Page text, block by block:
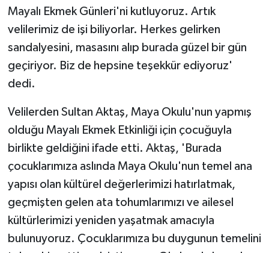
Mayalı Ekmek Günleri'ni kutluyoruz. Artık
velilerimiz de işi biliyorlar. Herkes gelirken
sandalyesini, masasını alıp burada güzel bir gün
geçiriyor. Biz de hepsine teşekkür ediyoruz'
dedi.
Velilerden Sultan Aktaş, Maya Okulu'nun yapmış
olduğu Mayalı Ekmek Etkinliği için çocuğuyla
birlikte geldiğini ifade etti. Aktaş, 'Burada
çocuklarımıza aslında Maya Okulu'nun temel ana
yapısı olan kültürel değerlerimizi hatırlatmak,
geçmişten gelen ata tohumlarımızı ve ailesel
kültürlerimizi yeniden yaşatmak amacıyla
bulunuyoruz. Çocuklarımıza bu duygunun temelini